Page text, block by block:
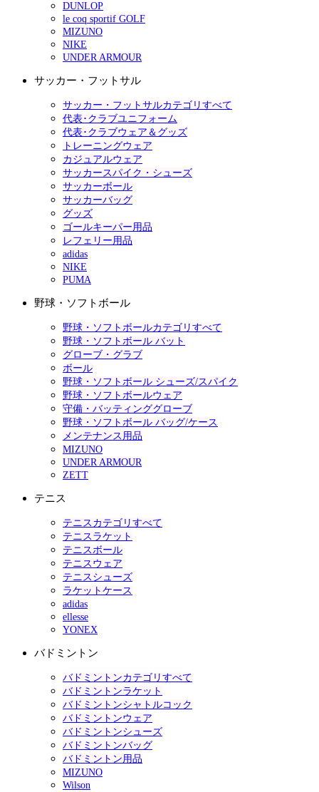
DUNLOP
le coq sportif GOLF
MIZUNO
NIKE
UNDER ARMOUR
サッカー・フットサル
サッカー・フットサルカテゴリすべて
代表･クラブユニフォーム
代表･クラブウェア＆グッズ
トレーニングウェア
カジュアルウェア
サッカースパイク・シューズ
サッカーボール
サッカーバッグ
グッズ
ゴールキーパー用品
レフェリー用品
adidas
NIKE
PUMA
野球・ソフトボール
野球・ソフトボールカテゴリすべて
野球・ソフトボール バット
グローブ・グラブ
ボール
野球・ソフトボール シューズ/スパイク
野球・ソフトボールウェア
守備・バッティンググローブ
野球・ソフトボール バッグ/ケース
メンテナンス用品
MIZUNO
UNDER ARMOUR
ZETT
テニス
テニスカテゴリすべて
テニスラケット
テニスボール
テニスウェア
テニスシューズ
ラケットケース
adidas
ellesse
YONEX
バドミントン
バドミントンカテゴリすべて
バドミントンラケット
バドミントンシャトルコック
バドミントンウェア
バドミントンシューズ
バドミントンバッグ
バドミントン用品
MIZUNO
Wilson